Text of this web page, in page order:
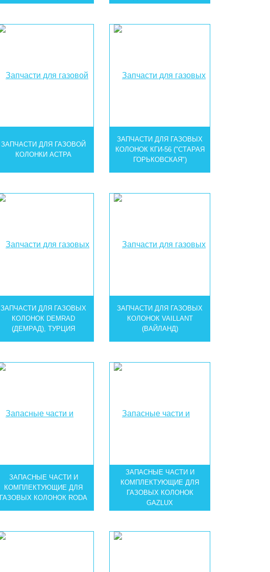
ЗАПЧАСТИ ДЛЯ ГАЗОВОЙ
КОЛОНКИ АСТРА
ЗАПЧАСТИ ДЛЯ ГАЗОВЫХ
КОЛОНОК КГИ-56 ("СТАРАЯ
ГОРЬКОВСКАЯ")
ЗАПЧАСТИ ДЛЯ ГАЗОВЫХ
КОЛОНОК DEMRAD
(ДЕМРАД), ТУРЦИЯ
ЗАПЧАСТИ ДЛЯ ГАЗОВЫХ
КОЛОНОК VAILLANT
(ВАЙЛАНД)
ЗАПАСНЫЕ ЧАСТИ И
КОМПЛЕКТУЮЩИЕ ДЛЯ
ГАЗОВЫХ КОЛОНОК RODA
ЗАПАСНЫЕ ЧАСТИ И
КОМПЛЕКТУЮЩИЕ ДЛЯ
ГАЗОВЫХ КОЛОНОК
GAZLUX